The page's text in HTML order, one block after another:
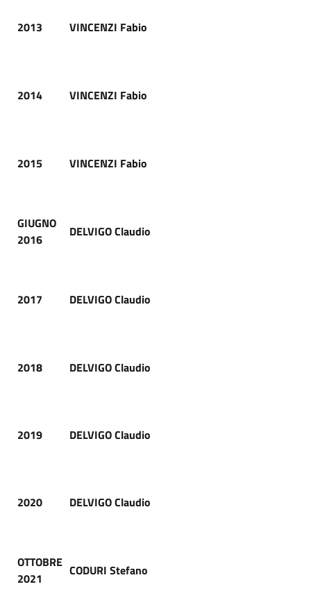
2013 VINCENZI Fabio
2014 VINCENZI Fabio
2015 VINCENZI Fabio
GIUGNO
2016
DELVIGO Claudio
2017 DELVIGO Claudio
2018 DELVIGO Claudio
2019 DELVIGO Claudio
2020 DELVIGO Claudio
OTTOBRE
2021
CODURI Stefano